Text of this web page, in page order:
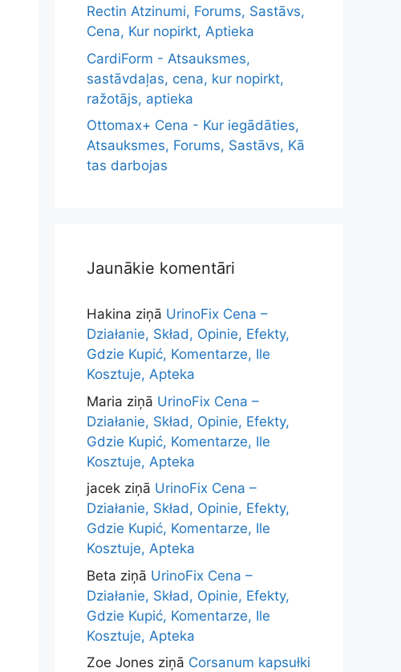
Rectin Atzinumi, Forums, Sastāvs,
Cena, Kur nopirkt, Aptieka
CardiForm - Atsauksmes,
sastāvdaļas, cena, kur nopirkt,
ražotājs, aptieka
Ottomax+ Cena - Kur iegādāties,
Atsauksmes, Forums, Sastāvs, Kā
tas darbojas
Jaunākie komentāri
Hakina ziņā UrinoFix Cena –
Działanie, Skład, Opinie, Efekty,
Gdzie Kupić, Komentarze, Ile
Kosztuje, Apteka
Maria ziņā UrinoFix Cena –
Działanie, Skład, Opinie, Efekty,
Gdzie Kupić, Komentarze, Ile
Kosztuje, Apteka
jacek ziņā UrinoFix Cena –
Działanie, Skład, Opinie, Efekty,
Gdzie Kupić, Komentarze, Ile
Kosztuje, Apteka
Beta ziņā UrinoFix Cena –
Działanie, Skład, Opinie, Efekty,
Gdzie Kupić, Komentarze, Ile
Kosztuje, Apteka
Zoe Jones ziņā Corsanum kapsułki